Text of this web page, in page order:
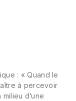
: « Quand le
à percevoir
d’une